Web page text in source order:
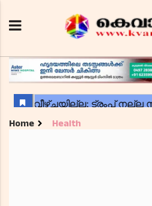
Home Health